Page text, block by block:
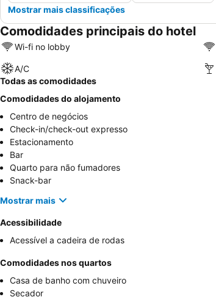
Mostrar mais classificações
Comodidades principais do hotel
Wi-fi no lobby
A/C
Todas as comodidades
Comodidades do alojamento
Centro de negócios
Check-in/check-out expresso
Estacionamento
Bar
Quarto para não fumadores
Snack-bar
Mostrar mais
Acessibilidade
Acessível a cadeira de rodas
Comodidades nos quartos
Casa de banho com chuveiro
Secador